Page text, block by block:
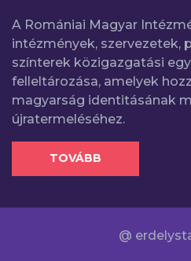
A Romániai Magyar
intézmények, szervezetek,
színterek közigazgatási
felleltározása, amelyek
magyarság identitásának
újratermeléséhez.
TOVÁBB
@